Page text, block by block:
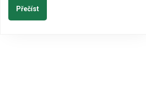
PřečístPřečíst